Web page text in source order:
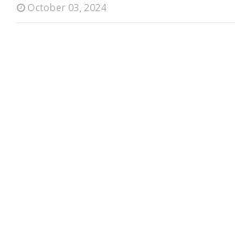
October 03, 2024